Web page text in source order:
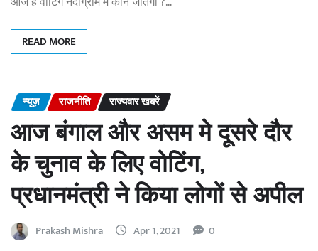
READ MORE
न्यूज़ राजनीति राज्यवार खबरें
आज बंगाल और असम मे दूसरे दौर
के चुनाव के लिए वोटिंग,
प्रधानमंत्री ने किया लोगों से अपील
Prakash Mishra Apr 1, 2021 0